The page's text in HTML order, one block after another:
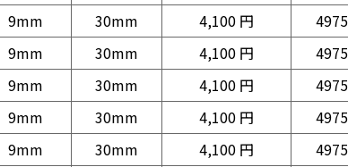
9mm 30mm 4,100 円
9mm 30mm 4,100 円
9mm 30mm 4,100 円
9mm 30mm 4,100 円
9mm 30mm 4,100 円